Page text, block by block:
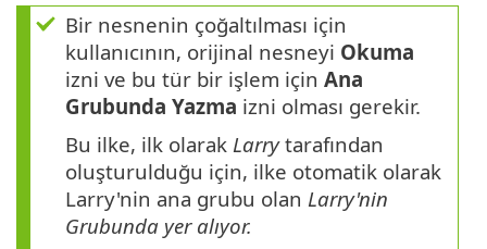
Bir nesnenin çoğaltılması için
kullanıcının, orijinal nesneyi Okuma
izni ve bu tür bir işlem için Ana
Grubunda Yazma izni olması gerekir.
Bu ilke, ilk olarak Larrytarafından
oluşturulduğu için, ilke otomatik olarak
Larry'nin ana grubu olan Larry'nin
Grubunda yer alıyor.